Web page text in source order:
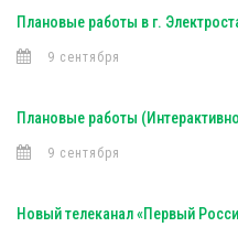
Плановые работы в г.
9 сентября
Плановые работы
9 сентября
Новый телеканал «Первый